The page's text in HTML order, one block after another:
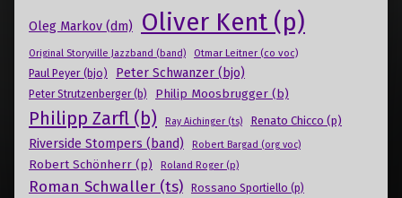
Oleg Markov (dm) Oliver Kent (p)
Original Storyville Jazzband (band) Otmar Leitner (co voc)
Paul Peyer (bjo) Peter Schwanzer (bjo)
Peter Strutzenberger (b) Philip Moosbrugger (b)
Philipp Zarfl (b) Ray Aichinger (ts) Renato Chicco (p)
Riverside Stompers (band) Robert Bargad (org voc)
Robert Schönherr (p) Roland Roger (p)
Roman Schwaller (ts) Rossano Sportiello (p)